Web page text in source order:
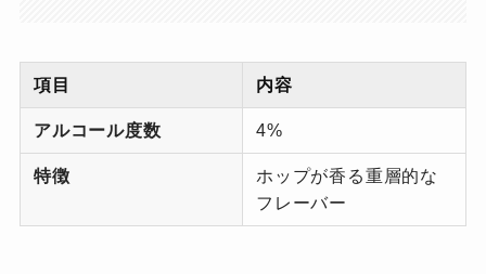
項目 内容
アルコール度数 4%
特徴
ホップが香る重層的な
フレーバー